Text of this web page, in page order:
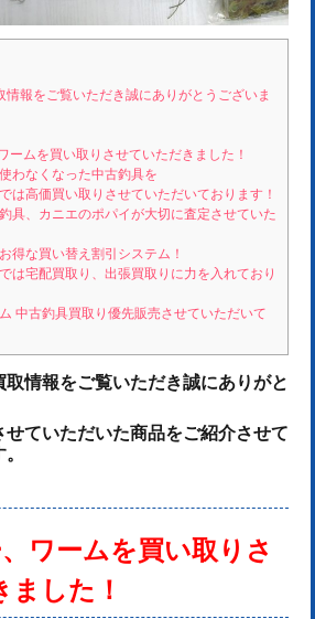
情報をご覧いただき誠にありがとうございま
ームを買い取りさせていただきました！
わなくなった中古釣具を
は高価買い取りさせていただいております！
具、カニエのポパイが大切に査定させていた
得な買い替え割引システム！
は宅配買取り、出張買取りに力を入れており
中古釣具買取り優先販売させていただいて
取情報をご覧いただき誠にありがと
せていただいた商品をご紹介させて
ワームを買い取りさ
した！